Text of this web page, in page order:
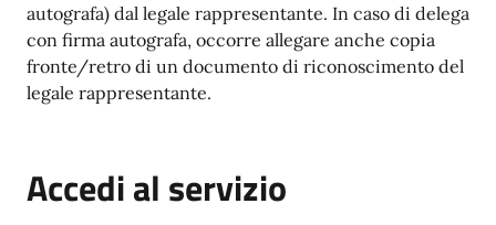
autografa) dal legale rappresentante. In caso di delega
con firma autografa, occorre allegare anche copia
fronte/retro di un documento di riconoscimento del
legale rappresentante.
Accedi al servizio